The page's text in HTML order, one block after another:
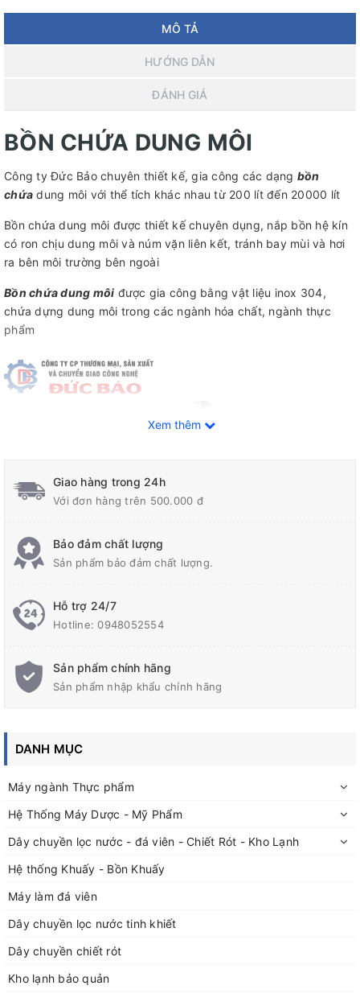
MÔ TẢ
HƯỚNG DẪN
ĐÁNH GIÁ
BỒN CHỨA DUNG MÔI
Công ty Đức Bảo chuyên thiết kế, gia công các dạng bồn
chứa dung môi với thể tích khác nhau từ 200 lít đến 20000 lít
Bồn chứa dung môi được thiết kế chuyên dụng, nắp bồn hệ kín
có ron chịu dung môi và núm vặn liên kết, tránh bay mùi và hơi
ra bên môi trường bên ngoài
Bồn chứa dung môi được gia công bằng vật liệu inox 304,
chứa dựng dung môi trong các ngành hóa chất, ngành thực
phẩm
inox 304
Đức Bảo chuyên thiết kế, gia công các loại bồn chứa, bồn
phẩm,....đến các bồn chứa vi sinh trong ngành dược và thực
phẩm
vui lòng liên hệ với Đức Bảo qua thông tin:
Địa chỉ: Số nhà 50 ngõ 115 đường Nguyễn Mậu Tài, TT Trâu Quỳ
Xem thêm
Giao hàng trong 24h
Với đơn hàng trên 500.000 đ
Bảo đảm chất lượng
Sản phẩm bảo đảm chất lượng.
Hỗ trợ 24/7
Hotline:0948052554
Sản phẩm chính hãng
Sản phẩm nhập khẩu chính hãng
DANH MỤC
Máy ngành Thực phẩm
Hệ Thống Máy Dược - Mỹ Phẩm
Dây chuyền lọc nước - đá viên - Chiết Rót - Kho Lạnh
Hệ thống Khuấy - Bồn Khuấy
Máy làm đá viên
Dây chuyền lọc nước tinh khiết
Dây chuyền chiết rót
Kho lạnh bảo quản